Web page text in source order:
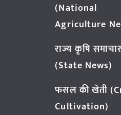
(National
Agriculture
राज्य कृषि समाचार
(State News)
फसल की खेती
Cultivation)